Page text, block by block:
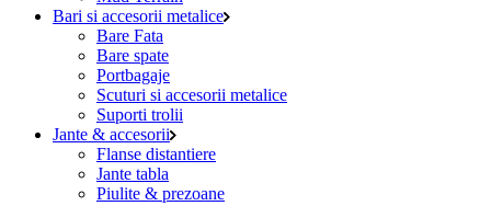
Bari si accesorii metalice
Bare Fata
Bare spate
Portbagaje
Scuturi si accesorii metalice
Suporti trolii
Jante & accesorii
Flanse distantiere
Jante tabla
Piulite & prezoane